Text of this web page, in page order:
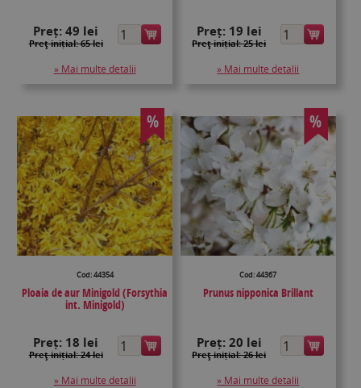
Preț:49 lei
Preţ inițial: 65 lei
» Mai multe detalii
Preț: 19 lei
Preţ inițial: 25 lei
» Mai multe detalii
%
Cod: 44354
Ploaia de aur Minigold (Forsythia
int. Minigold)
Preț: 18 lei
Preţ inițial: 24 lei
» Mai multe detalii
%
Cod: 44367
Prunus nipponica Brillant
Preț: 20 lei
Preţ inițial: 26 lei
» Mai multe detalii